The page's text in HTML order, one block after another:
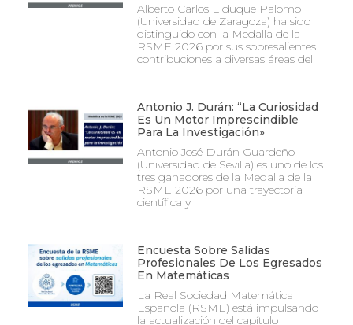
Alberto Carlos Elduque Palomo
(Universidad de Zaragoza) ha sido
distinguido con la Medalla de la
RSME 2026 por sus sobresalientes
contribuciones a diversas áreas del
Antonio J. Durán: “La Curiosidad
Es Un Motor Imprescindible
Para La Investigación»
Antonio José Durán Guardeño
(Universidad de Sevilla) es uno de los
tres ganadores de la Medalla de la
RSME 2026 por una trayectoria
científica y
Encuesta Sobre Salidas
Profesionales De Los Egresados
En Matemáticas
La Real Sociedad Matemática
Española (RSME) está impulsando
la actualización del capítulo